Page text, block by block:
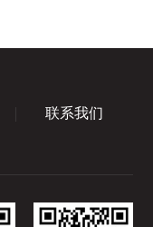
联系我们